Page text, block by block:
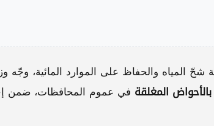
والحفاظ على الموارد المائية، وجّه
المغلقة في عموم المحافظات، ضمن